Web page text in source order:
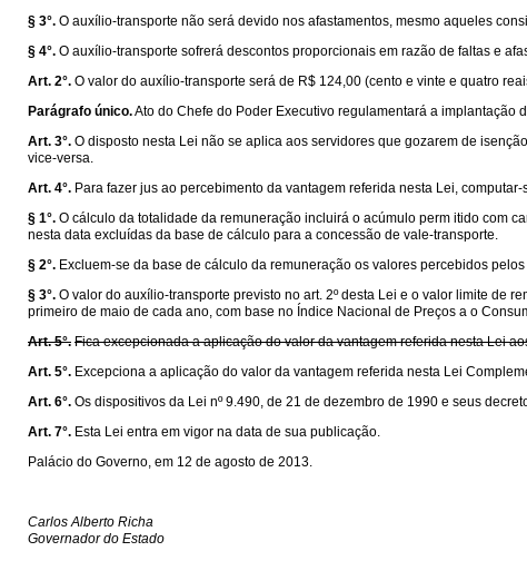
§ 3°. O auxílio-transporte não será devido nos afastamentos, mesmo aqueles
§ 4°. O auxílio-transporte sofrerá descontos proporcionais em razão de faltas e
Art. 2°. O valor do auxílio-transporte será de R$ 124,00 (cento e vinte e quatro
Parágrafo único.Ato do Chefe do Poder Executivo regulamentará a implantação
Art. 3°. O disposto nesta Lei não se aplica aos servidores que gozarem de
vice-versa.
Art. 4°. Para fazer jus ao percebimento da vantagem referida nesta Lei,
§ 1°. O cálculo da totalidade da remuneração incluirá o acúmulo perm itido com
nesta data excluídas da base de cálculo para a concessão de vale-transporte.
§ 2°. Excluem-se da base de cálculo da remuneração os valores percebidos
§ 3°. O valor do auxílio-transporte previsto no art. 2º desta Lei e o valor limite de
primeiro de maio de cada ano, com base no Índice Nacional de Preços a o
Art. 5°. Fica excepcionada a aplicação do valor da vantagem referida nesta Lei
Art. 5°. Excepciona a aplicação do valor da vantagem referida nesta Lei
Art. 6°. Os dispositivos da Lei nº 9.490, de 21 de dezembro de 1990 e seus
Art. 7°. Esta Lei entra em vigor na data de sua publicação.
Palácio do Governo, em 12 de agosto de 2013.
Carlos Alberto Richa
Governador do Estado